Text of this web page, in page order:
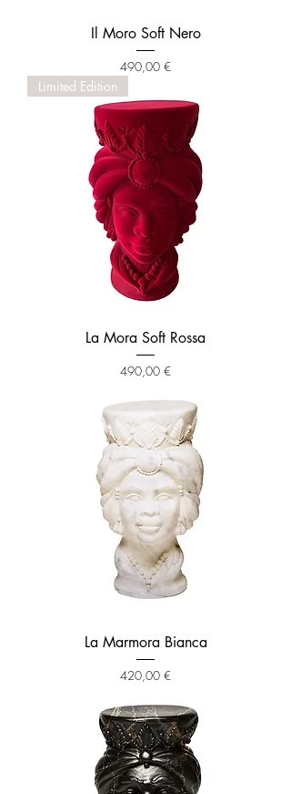
Il Moro Soft Nero
Prezzo
490,00 €
Limited Edition
La Mora Soft Rossa
Prezzo
490,00 €
La Marmora Bianca
Prezzo
420,00 €